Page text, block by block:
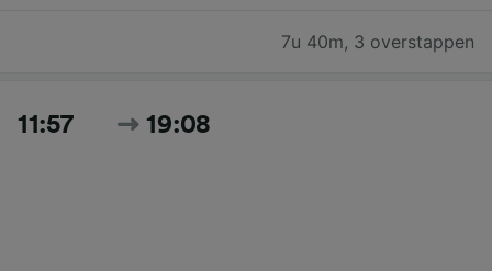
7u 40m, 3 overstappen
11:57 19:08